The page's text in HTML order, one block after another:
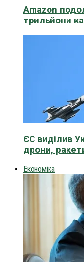
Amazon
трильйони
ЄС виділив
дрони,
Економіка